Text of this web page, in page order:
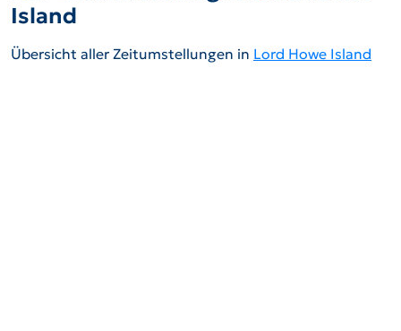
Island
Übersicht aller Zeitumstellungen in Lord Howe Island